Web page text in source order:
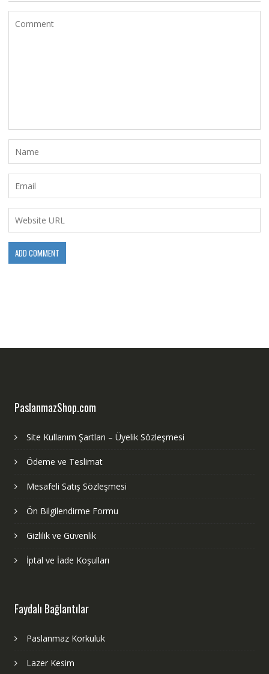
PaslanmazShop.com
Site Kullanım Şartları – Üyelik Sözleşmesi
Ödeme ve Teslimat
Mesafeli Satış Sözleşmesi
Ön Bilgilendirme Formu
Gizlilik ve Güvenlik
İptal ve İade Koşulları
Faydalı Bağlantılar
Paslanmaz Korkuluk
Lazer Kesim